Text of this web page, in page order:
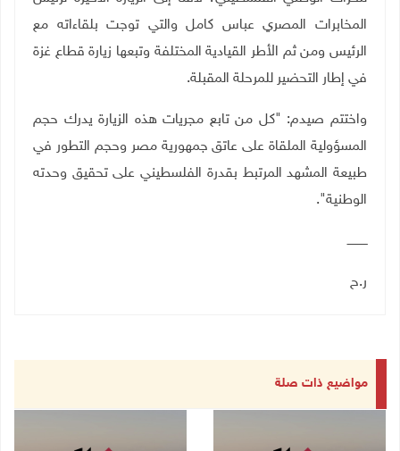
المخابرات المصري عباس كامل والتي توجت بلقاءاته مع
الرئيس ومن ثم الأطر القيادية المختلفة وتبعها زيارة قطاع غزة
في إطار التحضير للمرحلة المقبلة.
واختتم صيدم: "كل من تابع مجريات هذه الزيارة يدرك حجم
المسؤولية الملقاة على عاتق جمهورية مصر وحجم التطور في
طبيعة المشهد المرتبط بقدرة الفلسطيني على تحقيق وحدته
الوطنية".
ـــــــــــ
ر.ح
مواضيع ذات صلة